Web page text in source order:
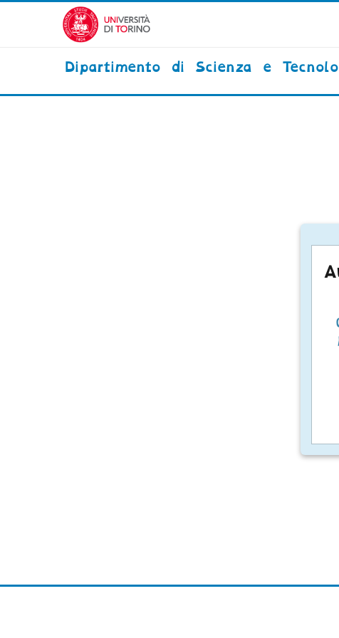
Vai al contenuto principale
Dipartimento di Scienza e